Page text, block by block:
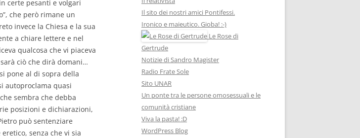
certe pesanti e volgari
che però rimane un
invece la Chiesa e la sua
a chiare lettere e nel
qualcosa che vi piaceva
ciò che dirà domani…
pone al di sopra della
autoproclama quasi
sembra che debba
posizioni e dichiarazioni,
può sentenziare
senza che vi sia
Il sito dei nostri amici Pontifessi.
Ironico e maieutico. Gioba! :-)
Le Rose di
Gertrude
Notizie di Sandro Magister
Radio Frate Sole
Sito UNAR
Un ponte tra le persone omosessuali e le
comunità cristiane
Viva la pasta! :D
WordPress Blog